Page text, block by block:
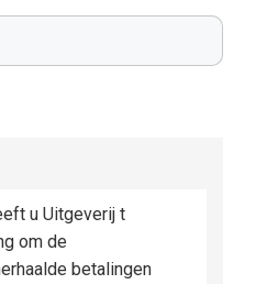
u Uitgeverij t
om de
betalingen